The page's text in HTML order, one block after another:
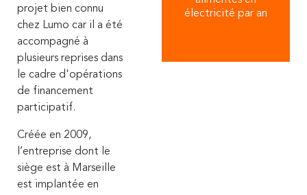
projet bien connu
chez Lumo car il a été
accompagné à
plusieurs reprises dans
le cadre d'opérations
de financement
participatif.
Créée en 2009,
l’entreprise dont le
siège est à Marseille
est implantée en
électricité par an